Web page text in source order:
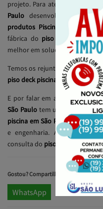
projeto. Para atender suas
Paulo desenvolvemos uma
produtos Piscina & Cor e
fábrica do piso deck piscina
melhor em soluções de piso
Temos os rejuntes especiais
piso deck piscina em São Paulo
E por falar em acabamento
São Paulotem uma linha
piscina em São Pauloé
e engenharia. Atendemos
consulta do piso deck piscina
Gostou? Compartilhe:
WhatsApp